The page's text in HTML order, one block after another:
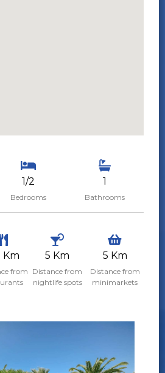
1/2
Bedrooms
1
Bathrooms
Km
from
5 Km
Distance from
nightlife spots
5 Km
Distance from
minimarkets